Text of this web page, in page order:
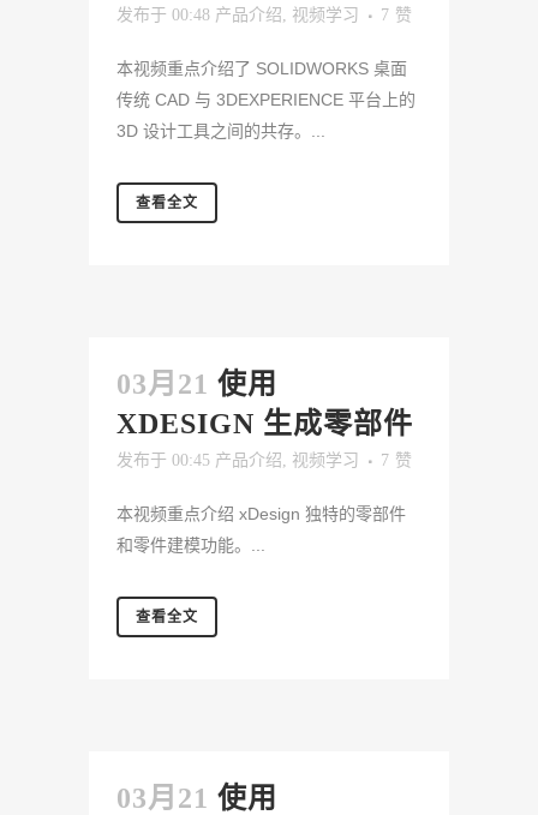
发布于 00:48 产品介绍, 视频学习 7 赞
本视频重点介绍了 SOLIDWORKS 桌面
传统 CAD 与 3DEXPERIENCE 平台上的
3D 设计工具之间的共存。...
查看全文
03月21 使用
XDESIGN 生成零部件
发布于 00:45 产品介绍, 视频学习 7 赞
本视频重点介绍 xDesign 独特的零部件
和零件建模功能。...
查看全文
03月21 使用